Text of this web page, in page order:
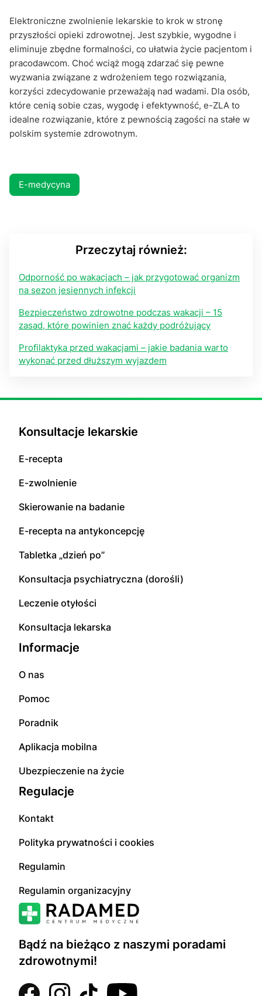
Elektroniczne zwolnienie lekarskie to krok w stronę
przyszłości opieki zdrowotnej. Jest szybkie, wygodne i
eliminuje zbędne formalności, co ułatwia życie pacjentom i
pracodawcom. Choć wciąż mogą zdarzać się pewne
wyzwania związane z wdrożeniem tego rozwiązania,
korzyści zdecydowanie przeważają nad wadami. Dla osób,
które cenią sobie czas, wygodę i efektywność, e-ZLA to
idealne rozwiązanie, które z pewnością zagości na stałe w
polskim systemie zdrowotnym.
E-medycyna
Przeczytaj również:
Odporność po wakacjach – jak przygotować organizm
na sezon jesiennych infekcji
Bezpieczeństwo zdrowotne podczas wakacji – 15
zasad, które powinien znać każdy podróżujący
Profilaktyka przed wakacjami – jakie badania warto
wykonać przed dłuższym wyjazdem
Bądź na bieżąco z naszymi poradami
zdrowotnymi!
Konsultacje lekarskie
E-recepta
E-zwolnienie
Skierowanie na badanie
E-recepta na antykoncepcję
Tabletka „dzień po”
Konsultacja psychiatryczna (dorośli)
Leczenie otyłości
Konsultacja lekarska
Informacje
O nas
Pomoc
Poradnik
Aplikacja mobilna
Ubezpieczenie na życie
Regulacje
Kontakt
Polityka prywatności i cookies
Regulamin
Regulamin organizacyjny